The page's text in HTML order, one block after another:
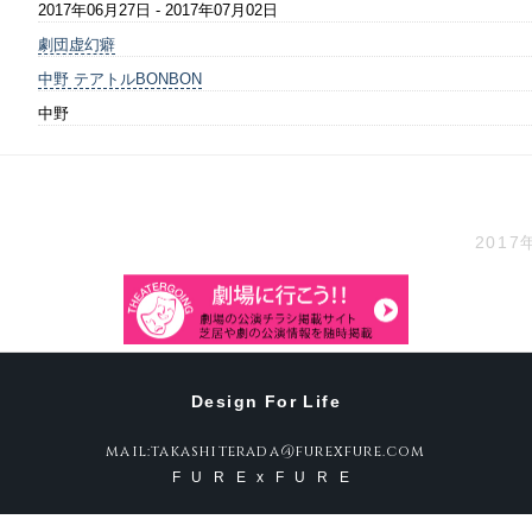
2017年06月27日 - 2017年07月02日
劇団虚幻癖
中野 テアトルBONBON
中野
2017
Design For Life
mail:takashiterada@furexfure.com
FURExFURE